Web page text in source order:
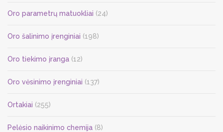
Oro parametrų matuokliai (24)
Oro šalinimo įrenginiai (198)
Oro tiekimo įranga (12)
Oro vėsinimo įrenginiai (137)
Ortakiai (255)
Pelėsio naikinimo chemija (8)